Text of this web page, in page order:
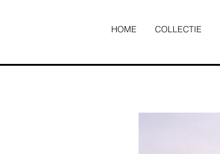
HOME COLLECTIE